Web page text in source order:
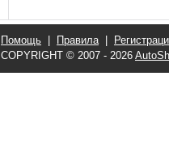
Помощь Правила|
COPYRIGHT © 2007 - 2026